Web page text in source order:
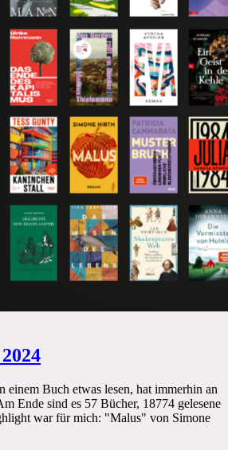
einem Buch etwas lesen, hat immerhin an
Ende sind es 57 Bücher, 18774 gelesene
war für mich: "Malus" von Simone